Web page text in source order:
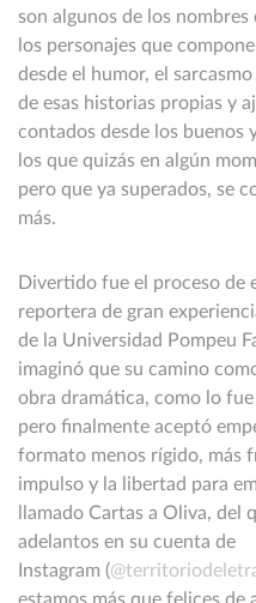
son algunos de los
los personajes que
desde el humor, el
de esas historias propias y
contados desde los buenos
los que quizás en algún
pero que ya superados, se
más.
Divertido fue el proceso de
reportera de gran
de la Universidad Pompeu
imaginó que su camino
obra dramática, como lo
pero finalmente aceptó
formato menos rígido, más
impulso y la libertad para
llamado Cartas a Oliva, del
adelantos en su cuenta de
Instagram (